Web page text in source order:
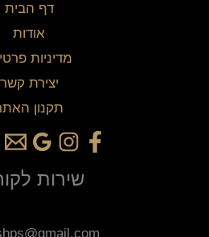
דף הבית
אודות
מדיניות
יצירת קשר
תקנון
שירות